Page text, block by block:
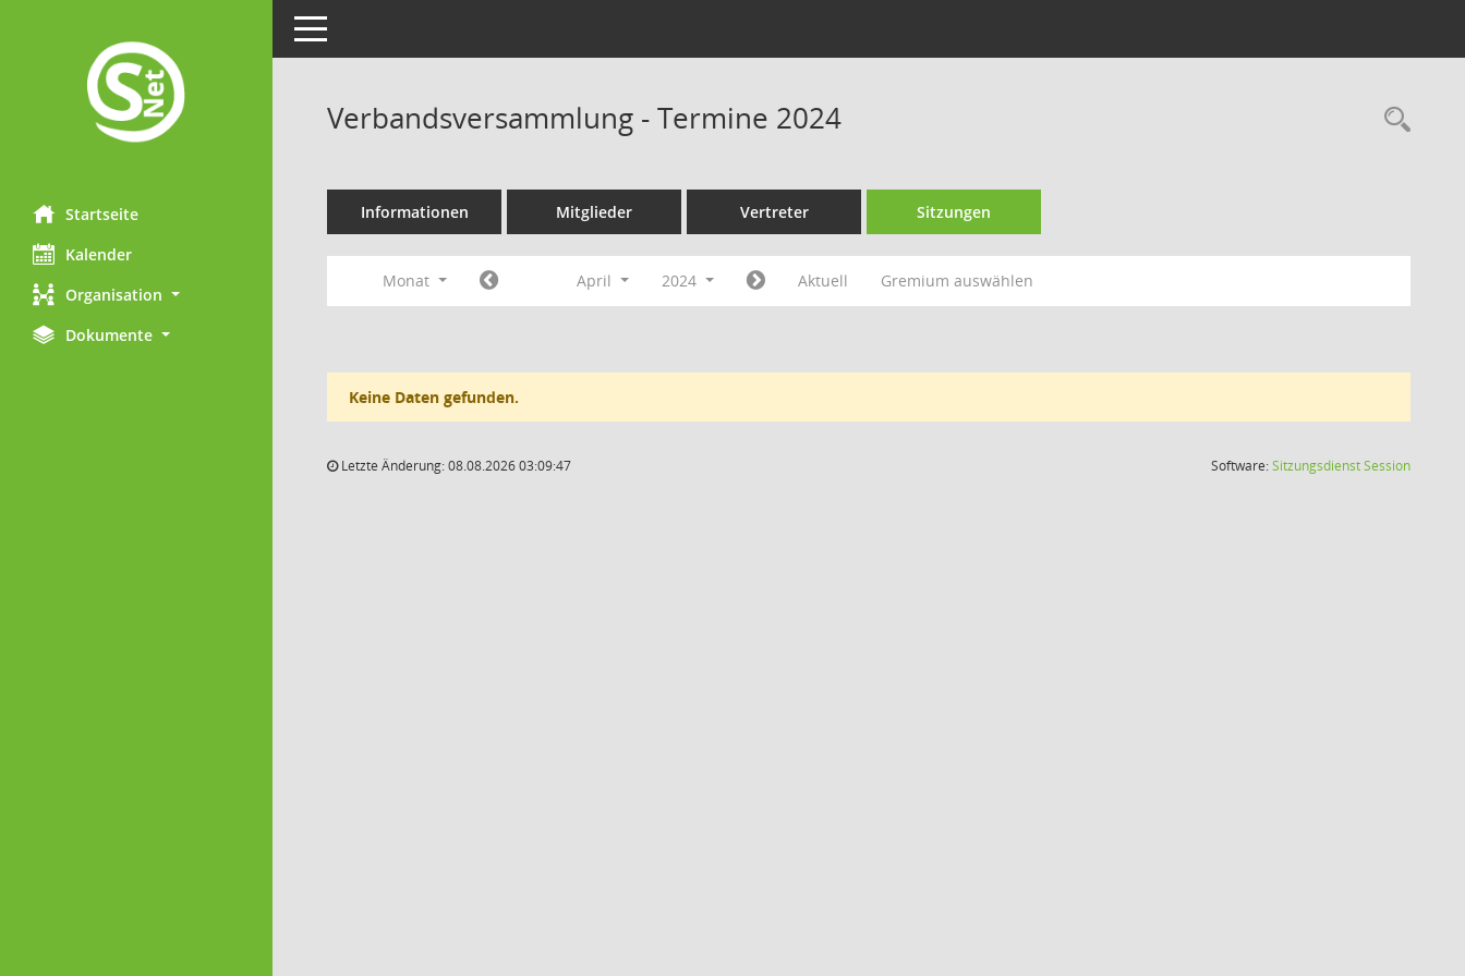
Startseite
Kalender
Organisation
Dokumente
Toggle navigation
Verbandsversammlung - Termine 2024
Informationen Mitglieder Vertreter Sitzungen
Monat April 2024 Aktuell Gremium auswählen
Keine Daten gefunden.
Letzte Änderung: 08.08.2026 03:09:47 Software:SitzungsdienstSession(Wird in